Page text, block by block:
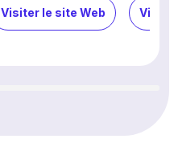
Visiter le site Web